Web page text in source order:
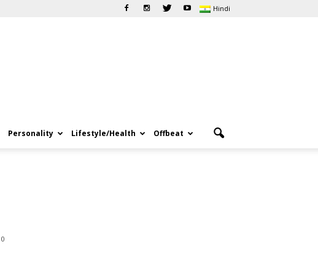
Hindi
Personality Lifestyle/Health Offbeat
0